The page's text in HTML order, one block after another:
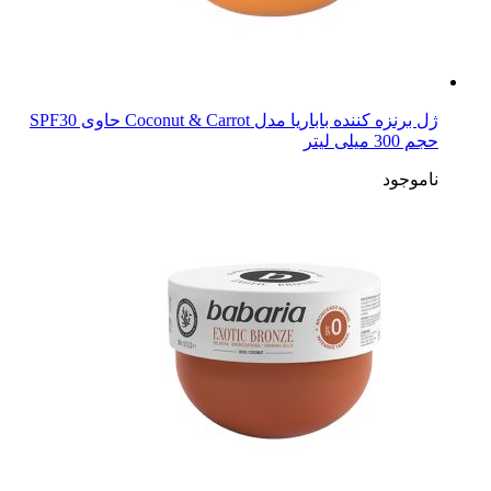
ژل برنزه کننده باباریا مدل Coconut & Carrot حاوی SPF30
حجم 300 میلی لیتر
ناموجود